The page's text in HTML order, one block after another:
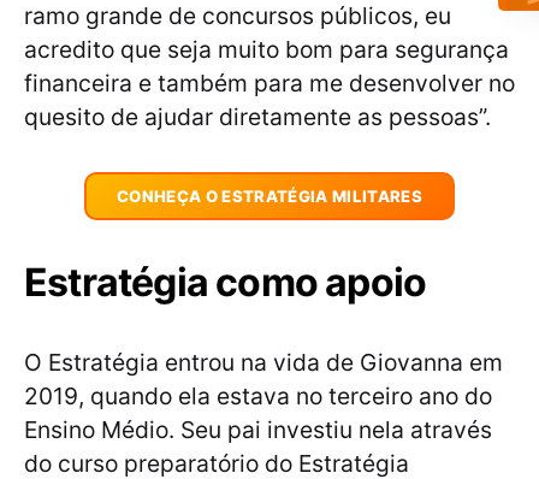
ramo grande de concursos públicos, eu
acredito que seja muito bom para segurança
financeira e também para me desenvolver no
quesito de ajudar diretamente as pessoas”.
CONHEÇA O ESTRATÉGIA MILITARES
Estratégia como apoio
O Estratégia entrou na vida de Giovanna em
2019, quando ela estava no terceiro ano do
Ensino Médio. Seu pai investiu nela através
do curso preparatório do Estratégia